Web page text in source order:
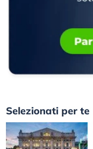
Selezionati per te